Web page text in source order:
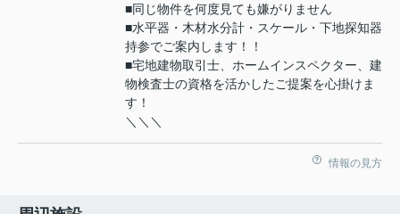
■同じ物件を何度見ても嫌がりません
■水平器・木材水分計・スケール・下地探知器
持参でご案内します！！
■宅地建物取引士、ホームインスペクター、建
物検査士の資格を活かしたご提案を心掛けま
す！
＼＼＼
情報の見方